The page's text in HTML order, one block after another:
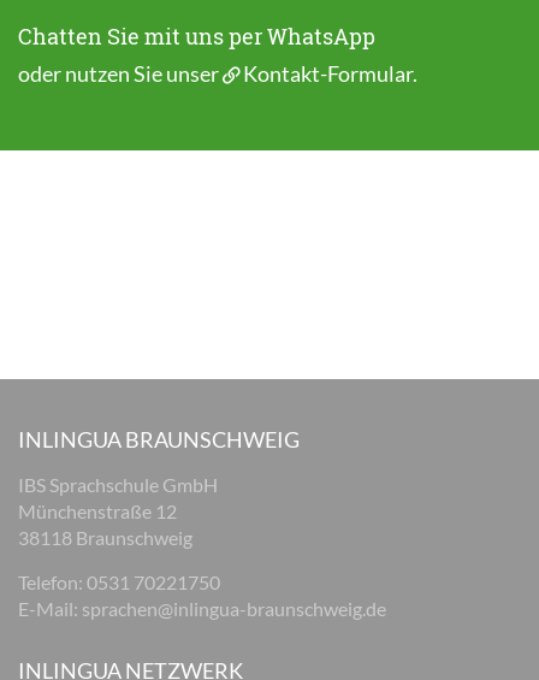
Chatten Sie mit uns per WhatsApp
oder nutzen Sie unser Kontakt-Formular.
INLINGUA BRAUNSCHWEIG
IBS Sprachschule GmbH
Münchenstraße 12
38118 Braunschweig
Telefon: 0531 70221750
E-Mail: sprachen@inlingua-braunschweig.de
INLINGUA NETZWERK